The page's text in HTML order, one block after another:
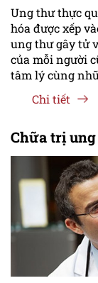
Ung thư thực
hóa được xếp
ung thư gây tử
của mỗi người
tâm lý cùng
Chi tiết
Chữa trị